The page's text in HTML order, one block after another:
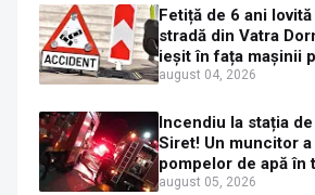
Fetiță de 6 ani
stradă din Vatra
ieșit în fața mașinii
august 04, 2026
Incendiu la stația
Siret! Un muncitor
pompelor de apă în
alimenta cu
august 05, 2026